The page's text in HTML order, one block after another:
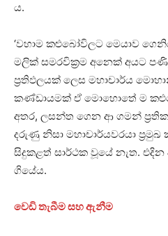
ය.
‘වහාම කළුබෝවිලට මෙයාව
මලික් සමරවික්‍රම අනෙක් අයට
ප්‍රතිඵලයක් ලෙස මහාචාර්ය
කණ්ඩායමක් ඒ මොහොතේ ම
අතර, ලසන්ත ගෙන ආ ගමන්
දරුණු නිසා මහාචාර්යවරයා
සිදුකළත් සාර්ථක වූයේ නැත.
ගියේය.
වෙඩි තැබීම සහ ඇනීම